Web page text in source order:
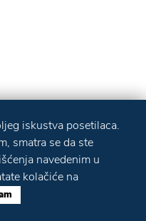
iskustva posetilaca.
smatra se da ste
navedenim u
kolačiće na